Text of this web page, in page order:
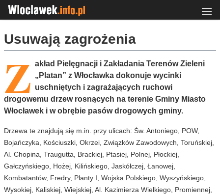
Usuwają zagrożenia
Z akład Pielęgnacji i Zakładania Terenów Zieleni
„Platan” z Włocławka dokonuje wycinki
uschniętych i zagrażających ruchowi
drogowemu drzew rosnących na terenie Gminy Miasto
Włocławek i w obrębie pasów drogowych gminy.
Drzewa te znajdują się m.in. przy ulicach: Św. Antoniego, POW,
Bojańczyka, Kościuszki, Okrzei, Związków Zawodowych, Toruńskiej,
Al. Chopina, Traugutta, Brackiej, Ptasiej, Polnej, Płockiej,
Gałczyńskiego, Hożej, Kilińskiego, Jaskółczej, Łanowej,
Kombatantów, Fredry, Planty I, Wojska Polskiego, Wyszyńskiego,
Wysokiej, Kaliskiej, Wiejskiej, Al. Kazimierza Wielkiego, Promiennej,